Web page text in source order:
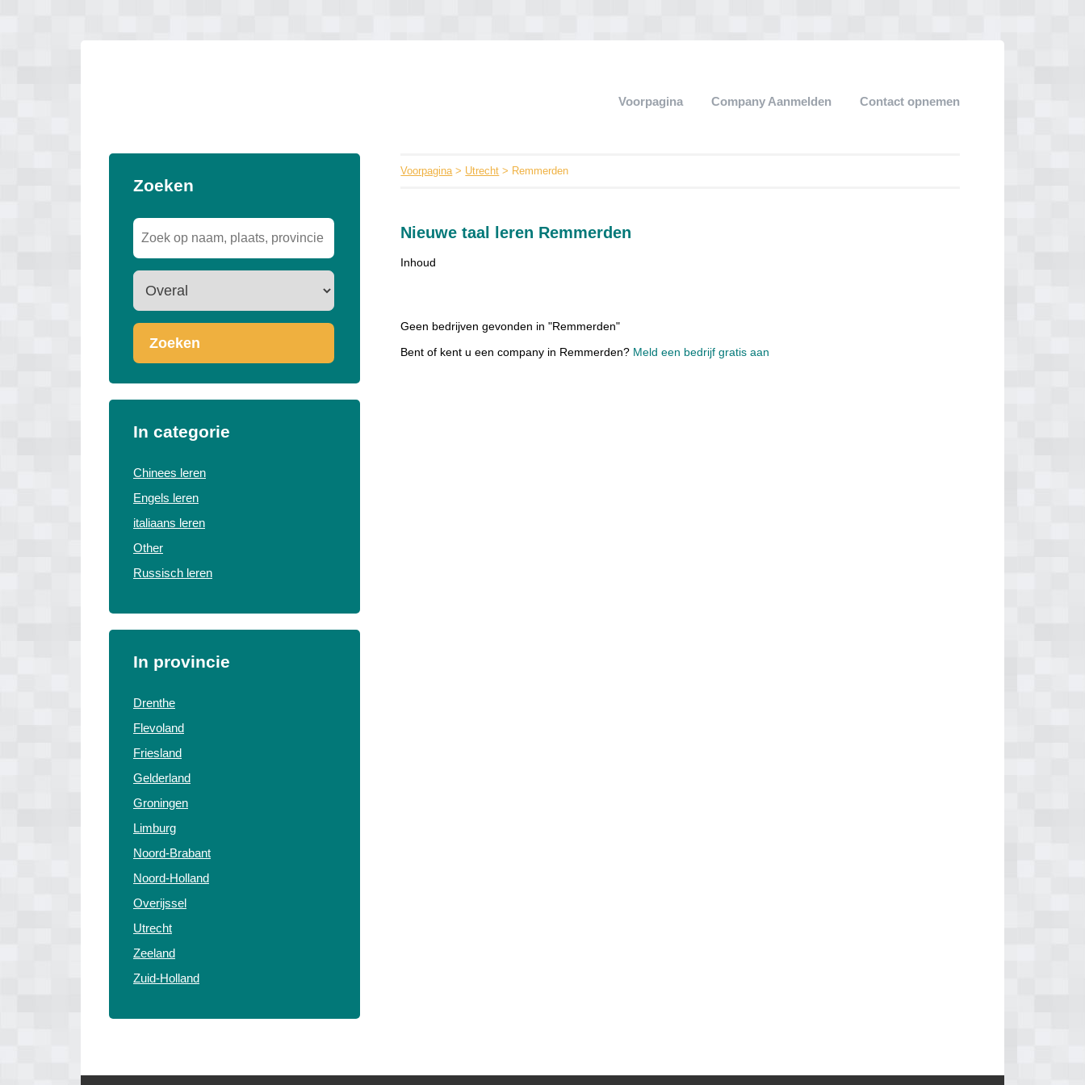
Voorpagina Company Aanmelden Contact opnemen
Zoeken
Zoeken
In categorie
Chinees leren
Engels leren
italiaans leren
Other
Russisch leren
In provincie
Drenthe
Flevoland
Friesland
Gelderland
Groningen
Limburg
Noord-Brabant
Noord-Holland
Overijssel
Utrecht
Zeeland
Zuid-Holland
Voorpagina> Utrecht > Remmerden
Nieuwe taal leren Remmerden
Inhoud
Geen bedrijven gevonden in "Remmerden"
Bent of kent u een company in Remmerden? Meld een bedrijf gratis aan